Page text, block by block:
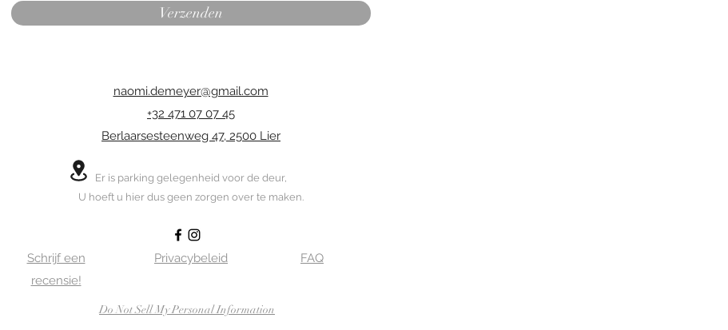
Verzenden
naomi.demeyer@gmail.com
+32 471 07 07 45
Berlaarsesteenweg 47, 2500 Lier
Er is parking gelegenheid voor de deur,
U hoeft u hier dus geen zorgen over te maken.
Schrijf een
recensie!
Privacybeleid FAQ
Do Not Sell My Personal Information